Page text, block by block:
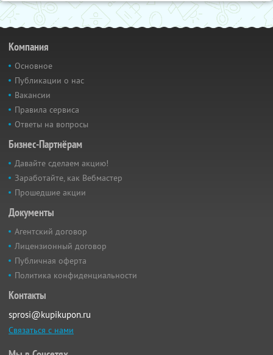
Компания
Основное
Публикации о нас
Вакансии
Правила сервиса
Ответы на вопросы
Бизнес-Партнёрам
Давайте сделаем акцию!
Заработайте, как Вебмастер
Прошедшие акции
Документы
Агентский договор
Лицензионный договор
Публичная оферта
Политика конфиденциальности
Контакты
sprosi@kupikupon.ru
Связаться с нами